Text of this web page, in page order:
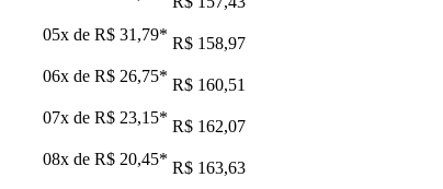
05x de R$ 31,79* R$ 158,97
06x de R$ 26,75* R$ 160,51
07x de R$ 23,15* R$ 162,07
08x de R$ 20,45* R$ 163,63